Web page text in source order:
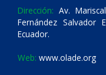
Dirección: Av.
Fernández
Ecuador.
Web: www.olade.org